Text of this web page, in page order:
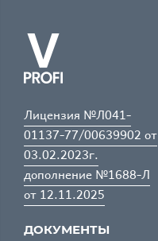
Лицензия №Л041-
01137-77/00639902 от
03.02.2023г.
дополнение №1688-Л
от 12.11.2025
ДОКУМЕНТЫ